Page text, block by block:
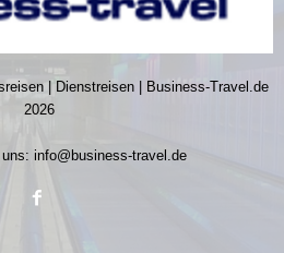
| Dienstreisen | Business-Travel.de
2026
info@business-travel.de